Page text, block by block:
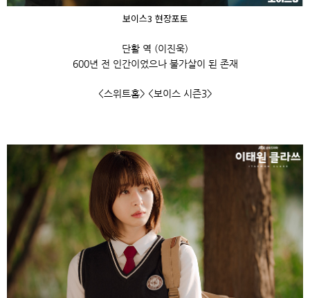
보이스3 현장포토
단활 역 (이진욱)
600년 전 인간이었으나 불가살이 된 존재
<스위트홈> <보이스 시즌3>